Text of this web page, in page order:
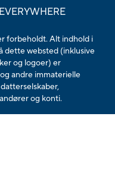
forbeholdt. Alt indhold i
dette websted (inklusive
og logoer) er
andre immaterielle
og konti.